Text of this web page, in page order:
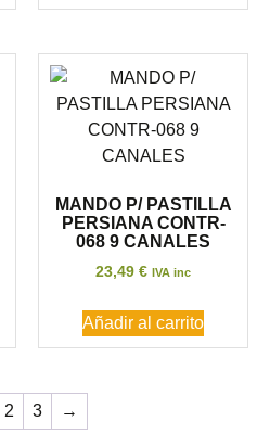
MANDO P/ PASTILLA
PERSIANA CONTR-
068 9 CANALES
23,49 € IVA inc
Añadir al carrito
2 3 →